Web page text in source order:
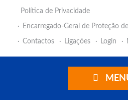
Política de Privacidade
Encarregado-Geral de Proteção
Contactos
Ligações Login